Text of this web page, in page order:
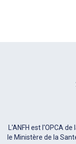
L'ANFH est l'OPCA
le Ministère de la